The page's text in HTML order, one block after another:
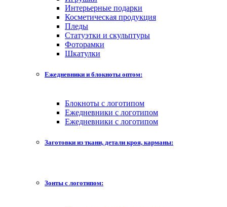
Интерьерные подарки
Косметическая продукция
Пледы
Статуэтки и скульптуры
Фоторамки
Шкатулки
Ежедневники и блокноты оптом:
Блокноты с логотипом
Ежедневники с логотипом
Ежедневники с логотипом
Заготовки из ткани, детали кроя, карманы:
Зонты с логотипом: